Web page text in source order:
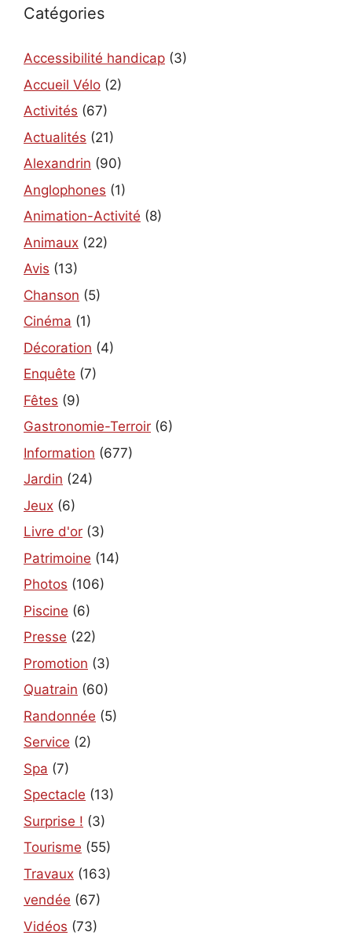
Catégories
Accessibilité handicap (3)
Accueil Vélo (2)
Activités (67)
Actualités (21)
Alexandrin (90)
Anglophones (1)
Animation-Activité (8)
Animaux (22)
Avis (13)
Chanson (5)
Cinéma (1)
Décoration (4)
Enquête (7)
Fêtes (9)
Gastronomie-Terroir (6)
Information (677)
Jardin (24)
Jeux (6)
Livre d'or (3)
Patrimoine (14)
Photos (106)
Piscine (6)
Presse (22)
Promotion (3)
Quatrain (60)
Randonnée (5)
Service (2)
Spa (7)
Spectacle (13)
Surprise ! (3)
Tourisme (55)
Travaux (163)
vendée (67)
Vidéos (73)